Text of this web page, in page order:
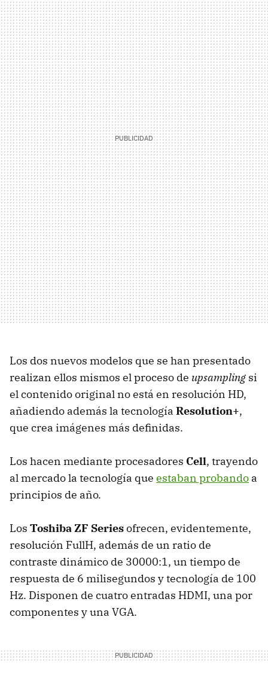
Los dos nuevos modelos que se han presentado
realizan ellos mismos el proceso de upsampling si
el contenido original no está en resolución HD,
añadiendo además la tecnología Resolution+,
que crea imágenes más definidas.
Los hacen mediante procesadores Cell, trayendo
al mercado la tecnología que estaban probando a
principios de año.
Los Toshiba ZF Seriesofrecen, evidentemente,
resolución FullH, además de un ratio de
contraste dinámico de 30000:1, un tiempo de
respuesta de 6 milisegundos y tecnología de 100
Hz. Disponen de cuatro entradas HDMI, una por
componentes y una VGA.